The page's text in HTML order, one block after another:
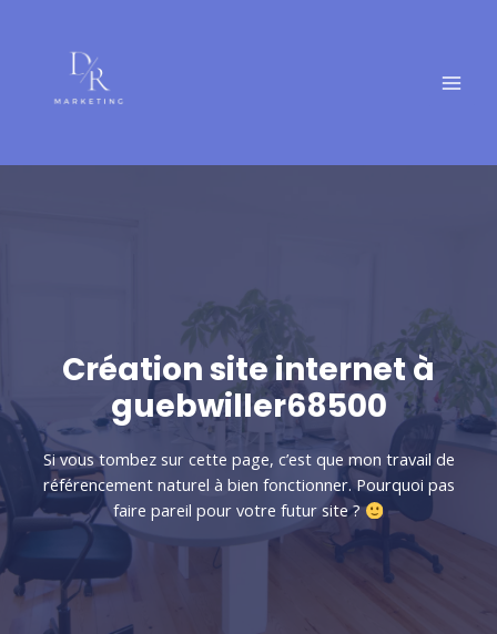
Création site internet à
guebwiller68500
Si vous tombez sur cette page, c’est que mon travail de
référencement naturel à bien fonctionner. Pourquoi pas
faire pareil pour votre futur site ?